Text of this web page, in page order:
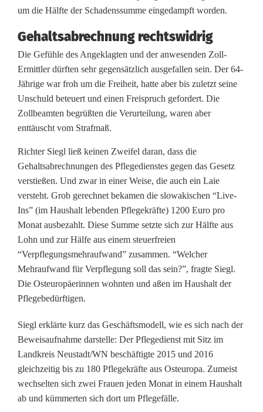
t
g
i
b
t
B
e
w
ä
h
r
u
g
:
P
f
um die Hälfte der Schadenssumme eingedampft worden.
Gehaltsabrechnung rechtswidrig
Die Gefühle des Angeklagten und der anwesenden Zoll-
Ermittler dürften sehr gegensätzlich ausgefallen sein. Der 64-
Jährige war froh um die Freiheit, hatte aber bis zuletzt seine
Unschuld beteuert und einen Freispruch gefordert. Die
Zollbeamten begrüßten die Verurteilung, waren aber
enttäuscht vom Strafmaß.
Richter Siegl ließ keinen Zweifel daran, dass die
Gehaltsabrechnungen des Pflegedienstes gegen das Gesetz
verstießen. Und zwar in einer Weise, die auch ein Laie
versteht. Grob gerechnet bekamen die slowakischen “Live-
Ins” (im Haushalt lebenden Pflegekräfte) 1200 Euro pro
Monat ausbezahlt. Diese Summe setzte sich zur Hälfte aus
Lohn und zur Hälfe aus einem steuerfreien
“Verpflegungsmehraufwand” zusammen. “Welcher
Mehraufwand für Verpflegung soll das sein?”, fragte Siegl.
Die Osteuropäerinnen wohnten und aßen im Haushalt der
Pflegebedürftigen.
Siegl erklärte kurz das Geschäftsmodell, wie es sich nach der
Beweisaufnahme darstelle: Der Pflegedienst mit Sitz im
Landkreis Neustadt/WN beschäftigte 2015 und 2016
gleichzeitig bis zu 180 Pflegekräfte aus Osteuropa. Zumeist
wechselten sich zwei Frauen jeden Monat in einem Haushalt
ab und kümmerten sich dort um Pflegefälle.